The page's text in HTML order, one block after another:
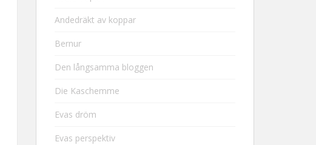
Andedräkt av koppar
Bernur
Den långsamma bloggen
Die Kaschemme
Evas dröm
Evas perspektiv